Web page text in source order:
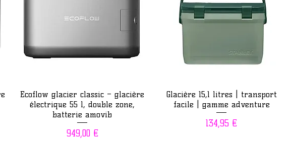
Aperçu rapide
Ecoflow glacier classic – glacière
électrique 55 l, double zone,
batterie amovib
Prix
949,00 €
Aperçu rapide
Glacière 15,1 litres | transport
facile | gamme adventure
Prix
134,95 €